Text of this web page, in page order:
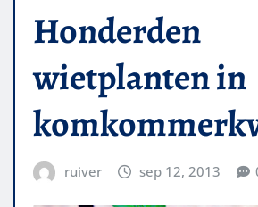
Honderden
wietplanten in
ruiver sep 12, 2013